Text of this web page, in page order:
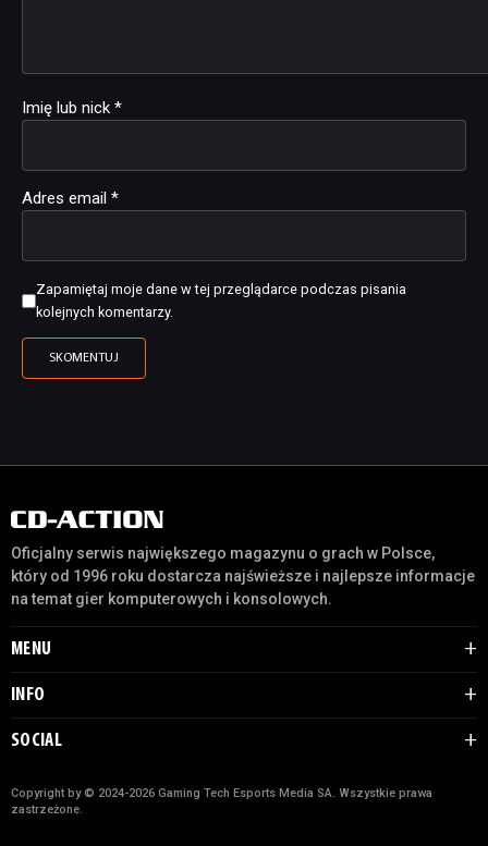
Imię lub nick *
Adres email *
Zapamiętaj moje dane w tej przeglądarce podczas pisania
kolejnych komentarzy.
Oficjalny serwis największego magazynu o grach w Polsce,
który od 1996 roku dostarcza najświeższe i najlepsze informacje
na temat gier komputerowych i konsolowych.
MENU
INFO
SOCIAL
Copyright by © 2024-2026 Gaming Tech Esports Media SA. Wszystkie prawa
zastrzeżone.